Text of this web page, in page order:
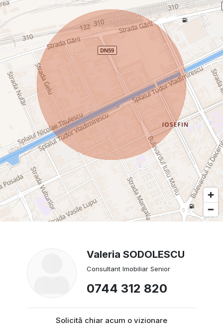
Valeria SODOLESCU
Consultant Imobiliar Senior
0744 312 820
Solicită chiar acum o vizionare